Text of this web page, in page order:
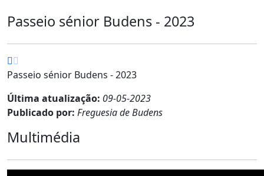
Passeio sénior Budens - 2023
Passeio sénior Budens - 2023
Última atualização: 09-05-2023
Publicado por: Freguesia de Budens
Multimédia